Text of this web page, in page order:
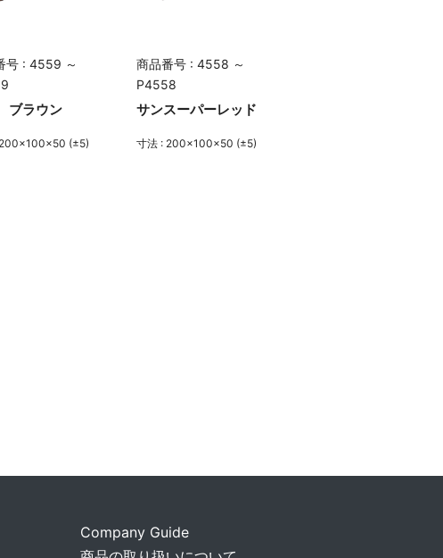
号 : 4559 ～
ラウン
(±5)
商品番号 : 4558 ～
P4558
サンスーパーレッド
寸法 : 200×100×50 (±5)
Company Guide